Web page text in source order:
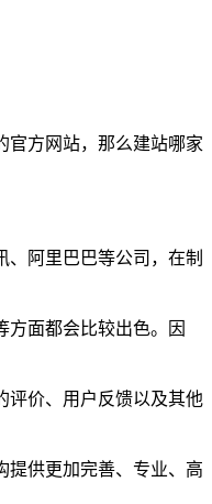
官方网站，那么建站哪家
阿里巴巴等公司，在制
面都会比较出色。因
评价、用户反馈以及其他
提供更加完善、专业、高